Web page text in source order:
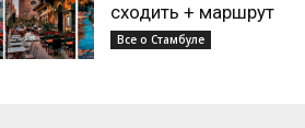
сходить + маршрут
Все о Стамбуле